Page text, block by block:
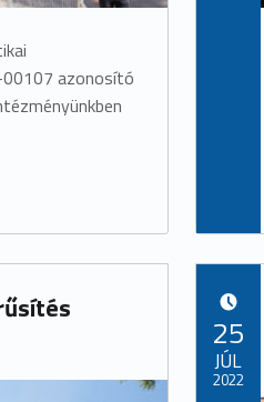
azonosító
25
JÚL
2022